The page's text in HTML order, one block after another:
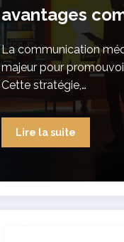
avantages
inconvenients
promouvoir
La communication
majeur pour
Cette stratégie,…
Lire la suite